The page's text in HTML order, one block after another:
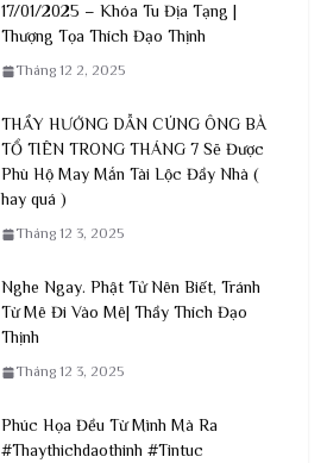
17/01/2025 – Khóa Tu Địa Tạng |
Thượng Tọa Thích Đạo Thịnh
Tháng 12 2, 2025
THẦY HƯỚNG DẪN CÚNG ÔNG BÀ
TỔ TIÊN TRONG THÁNG 7 Sẽ Được
Phù Hộ May Mắn Tài Lộc Đầy Nhà (
hay quá )
Tháng 12 3, 2025
Nghe Ngay. Phật Tử Nên Biết, Tránh
Từ Mê Đi Vào Mê| Thầy Thích Đạo
Thịnh
Tháng 12 3, 2025
Phúc Họa Đều Từ Mình Mà Ra
#Thaythichdaothinh #Tintuc